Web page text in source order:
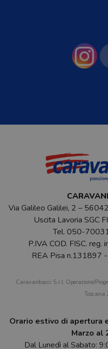
Via Galileo Galilei, 2 –
Uscita Lavoria SGC
Tel. 050-
P.IVA COD. FISC.
REA Pisa n.131897 -
Caravanbacci S.r.l. Operazione/
Orario estivo di apertura
Marzo al
Dal Lunedì al Sabato: